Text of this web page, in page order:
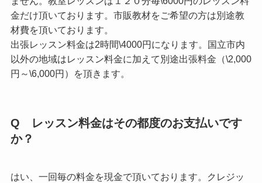
金だけ頂いております。市販教材をご希望の方は別途教
材費を頂いております。
出張レッスン料金は2時間\4000円になります。国立市内
以外の地域はレッスン料金に加えて別途出張料金（\2,000
円～\6,000円）を頂きます。
Q レッスン料金はその都度のお支払いです
か？
はい、一回毎の料金を現金で頂いております。クレジッ